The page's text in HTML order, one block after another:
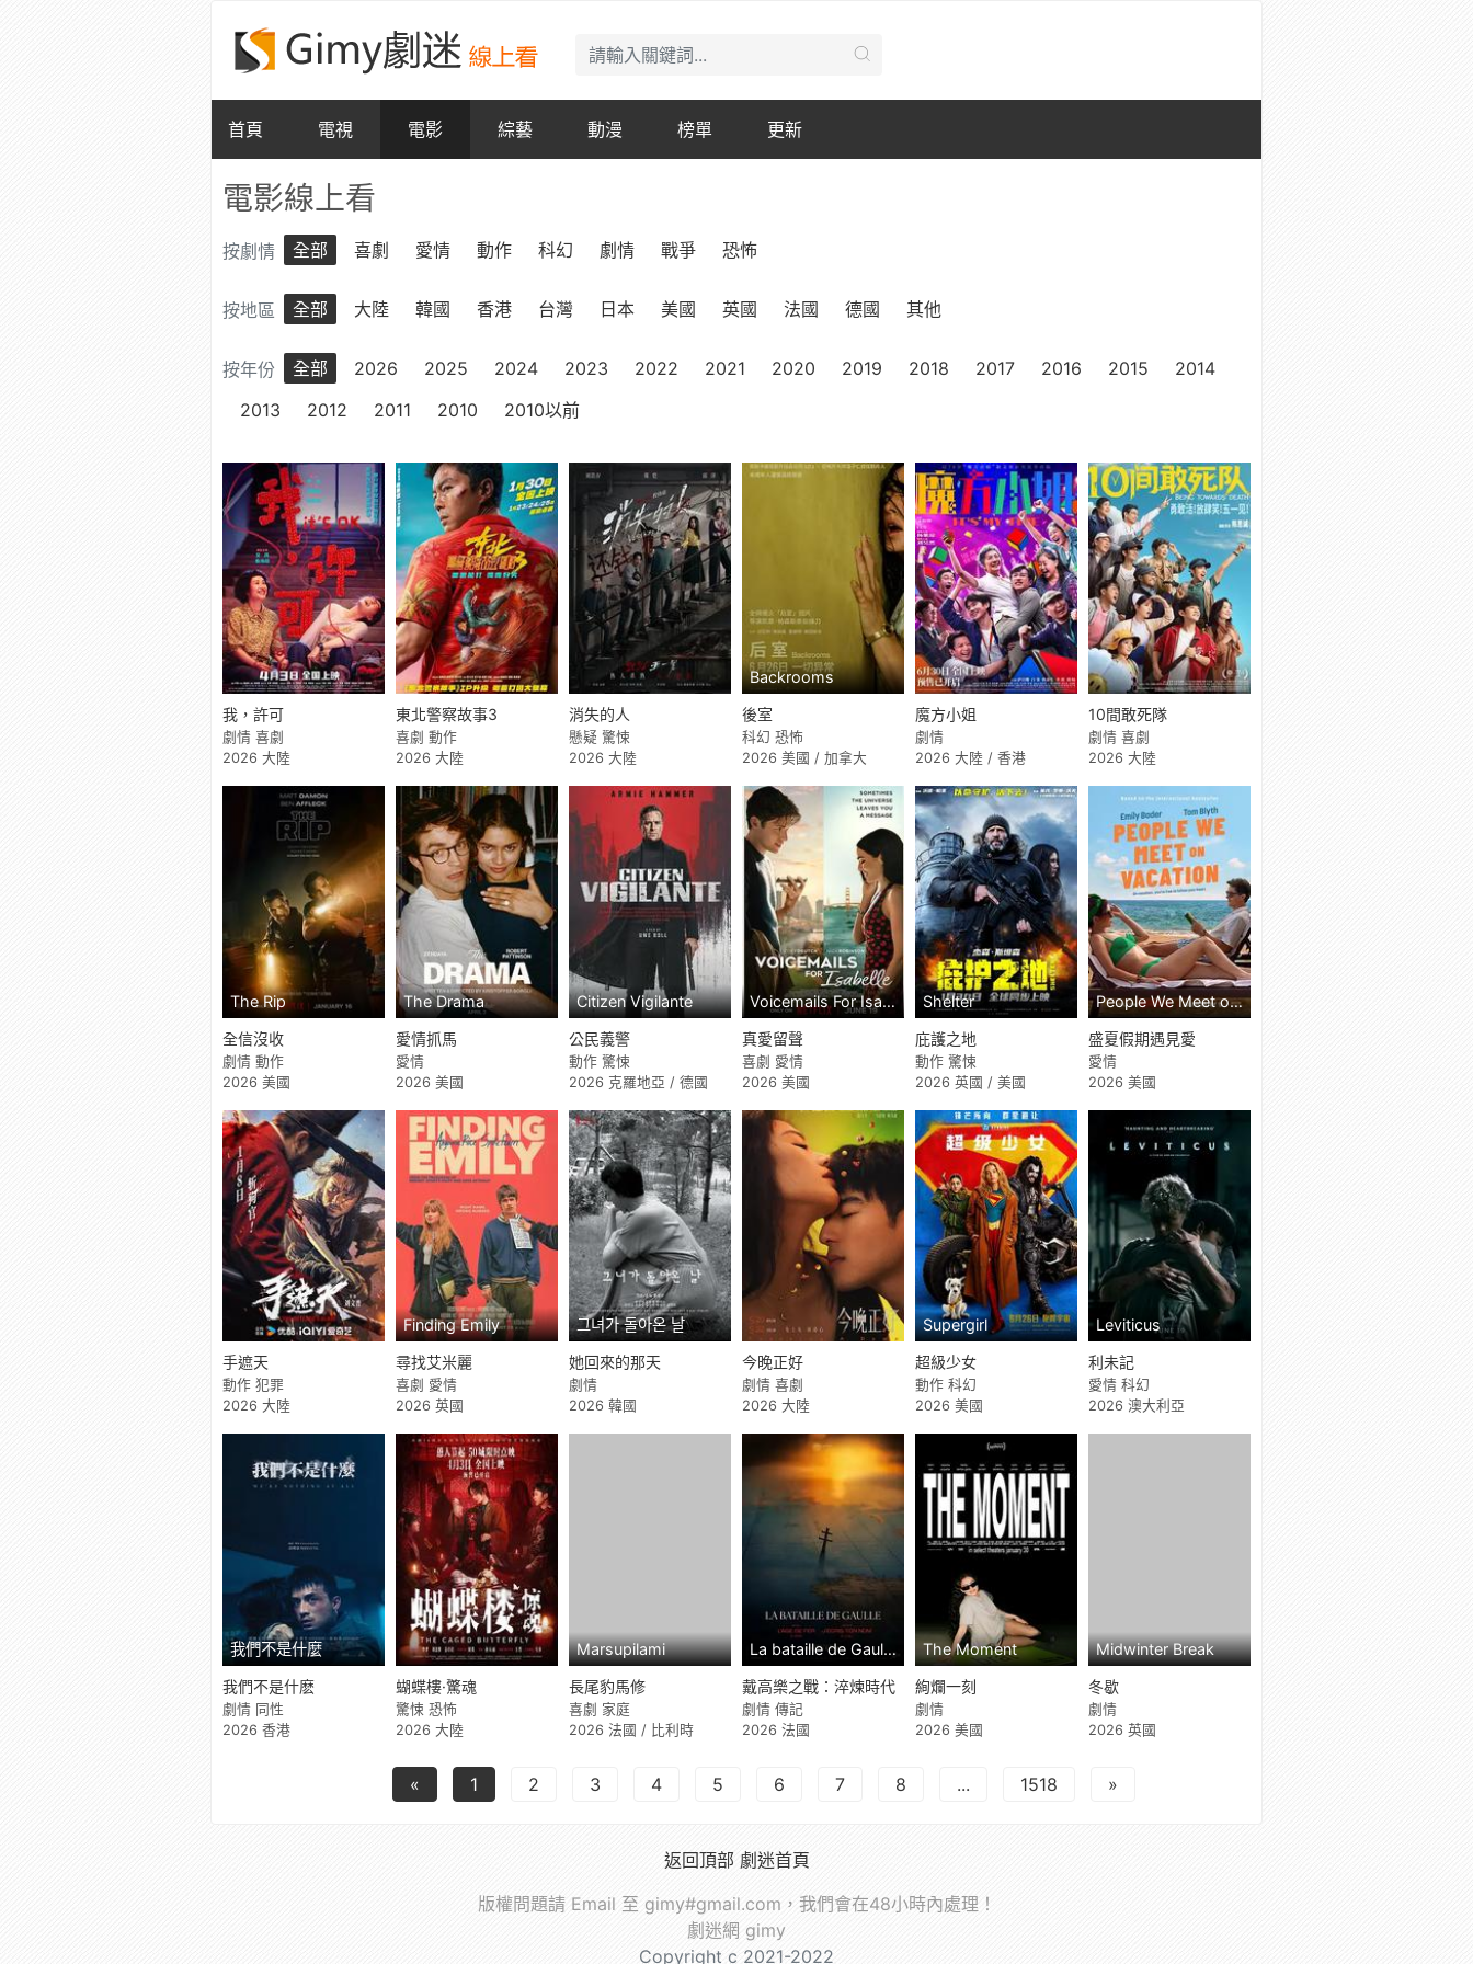
首頁 電視 電影 綜藝 動漫 榜單 更新
電影線上看
按劇情 全部 喜劇 愛情 動作 科幻 劇情 戰爭 恐怖
按地區 全部 大陸 韓國 香港 台灣 日本 美國 英國 法國 德國 其他
按年份 全部 2026 2025 2024 2023 2022 2021 2020 2019 2018 2017 2016 2015
2014
2013
2012 2011 2010 2010以前
我，許可
劇情 喜劇
2026 大陸
東北警察故事3
喜劇 動作
2026 大陸
消失的人
懸疑 驚悚
2026 大陸
Backrooms
後室
科幻 恐怖
2026 美國 / 加拿大
魔方小姐
劇情
2026 大陸 / 香港
10間敢死隊
劇情 喜劇
2026 大陸
The Rip
全信沒收
劇情 動作
2026 美國
The Drama
愛情抓馬
愛情
2026 美國
Citizen Vigilante
公民義警
動作 驚悚
2026 克羅地亞 / 德國
Voicemails For Isabelle
真愛留聲
喜劇 愛情
2026 美國
Shelter
庇護之地
動作 驚悚
2026 英國 / 美國
People We Meet on Vacation
盛夏假期遇見愛
愛情
2026 美國
手遮天
動作 犯罪
2026 大陸
Finding Emily
尋找艾米麗
喜劇 愛情
2026 英國
그녀가 돌아온 날
她回來的那天
劇情
2026 韓國
今晚正好
劇情 喜劇
2026 大陸
Supergirl
超級少女
動作 科幻
2026 美國
Leviticus
利未記
愛情 科幻
2026 澳大利亞
我們不是什麼
我們不是什麽
劇情 同性
2026 香港
蝴蝶樓·驚魂
驚悚 恐怖
2026 大陸
Marsupilami
長尾豹馬修
喜劇 家庭
2026 法國 / 比利時
La bataille de Gaulle: L'âge de fer
戴高樂之戰：淬煉時代
劇情 傳記
2026 法國
The Moment
絢爛一刻
劇情
2026 美國
Midwinter Break
冬歇
劇情
2026 英國
« 1 2 3 4 5 6 7 8 ... 1518 »
返回頂部 劇迷首頁
版權問題請 Email 至 gimy#gmail.com，我們會在48小時內處理！
劇迷網 gimy
Copyright c 2021-2022